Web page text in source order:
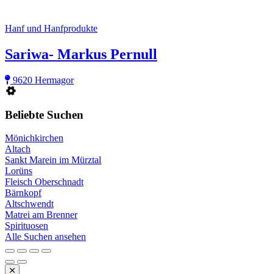
Hanf und Hanfprodukte
Sariwa- Markus Pernull
9620 Hermagor
Beliebte Suchen
Mönichkirchen
Altach
Sankt Marein im Mürztal
Lorüns
Fleisch Oberschnadt
Bärnkopf
Altschwendt
Matrei am Brenner
Spirituosen
Alle Suchen ansehen